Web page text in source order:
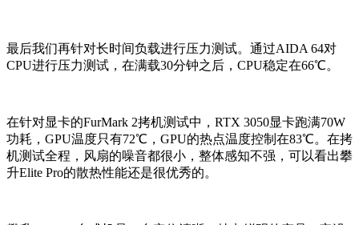
最后我们再针对长时间负载进行压力测试。通过AIDA 64对
CPU进行压力测试，在满载30分钟之后，CPU稳定在66℃。
在针对显卡的FurMark 2拷机测试中，RTX 3050显卡跑满70W
功耗，GPU温度只有72℃，GPU的热点温度控制在83℃。在拷
机测试全程，风扇的噪音都很小，整体感知不强，可以看出攀
升Elite Pro的散热性能还是很优秀的。